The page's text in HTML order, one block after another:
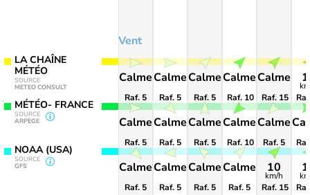
LA CHAÎNE
MÉTÉO
SOURCE
METEO CONSULT
MÉTÉO- FRANCE
SOURCE
ARPEGE
NOAA (USA)
SOURCE
GFS
Vent
Calme
Raf. 5
Calme
Raf. 5
Calme
Raf. 5
Calme
Raf. 5
Calme
Raf. 5
Calme
Raf. 5
Calme
Raf. 5
Calme
Raf. 5
Calme
Raf. 5
Calme
Raf. 10
Calme
Raf. 10
Calme
Raf. 5
Calme
Raf. 15
Calme
Raf. 5
10
km/h
Raf. 15